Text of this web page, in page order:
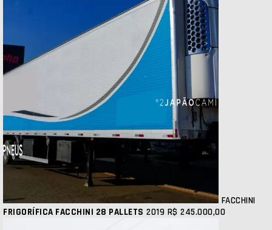
FACCHINI
FRIGORÍFICA FACCHINI 28 PALLETS 2019 R$ 245.000,00